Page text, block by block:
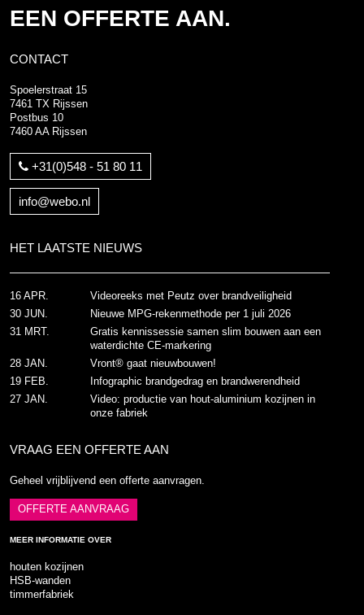
EEN OFFERTE AAN.
CONTACT
Spoelerstraat 15
7461 TX Rijssen
Postbus 10
7460 AA Rijssen
+31(0)548 - 51 80 11
info@webo.nl
HET LAATSTE NIEUWS
Videoreeks met Peutz over brandveiligheid
16 APR.
Nieuwe MPG-rekenmethode per 1 juli 2026
30 JUN.
Gratis kennissessie samen slim bouwen aan een
waterdichte CE-markering
31 MRT.
Vront® gaat nieuwbouwen!
28 JAN.
Infographic brandgedrag en brandwerendheid
19 FEB.
Video: productie van hout-aluminium kozijnen in
onze fabriek
27 JAN.
VRAAG EEN OFFERTE AAN
Geheel vrijblijvend een offerte aanvragen.
OFFERTE AANVRAAG
MEER INFORMATIE OVER
houten kozijnen
HSB-wanden
timmerfabriek